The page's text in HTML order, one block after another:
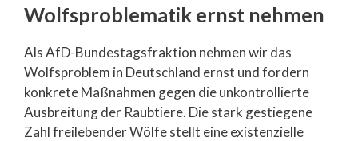
Wolfsproblematik ernst nehmen
Als AfD-Bundestagsfraktion nehmen wir das
Wolfsproblem in Deutschland ernst und fordern
konkrete Maßnahmen gegen die unkontrollierte
Ausbreitung der Raubtiere. Die stark gestiegene
Zahl freilebender Wölfe stellt eine existenzielle